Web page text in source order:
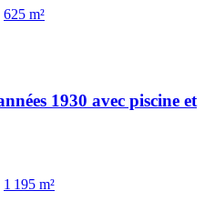
625 m²
1930 avec piscine et
1 195 m²